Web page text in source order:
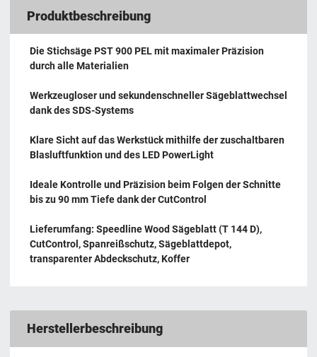
Produktbeschreibung
Die Stichsäge PST 900 PEL mit maximaler Präzision
durch alle Materialien
Werkzeugloser und sekundenschneller Sägeblattwechsel
dank des SDS-Systems
Klare Sicht auf das Werkstück mithilfe der zuschaltbaren
Blasluftfunktion und des LED PowerLight
Ideale Kontrolle und Präzision beim Folgen der Schnitte
bis zu 90 mm Tiefe dank der CutControl
Lieferumfang: Speedline Wood Sägeblatt (T 144 D),
CutControl, Spanreißschutz, Sägeblattdepot,
transparenter Abdeckschutz, Koffer
Herstellerbeschreibung